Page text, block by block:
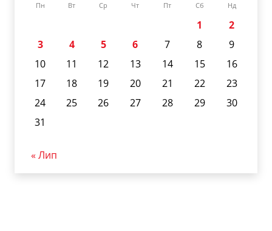
Пн Вт Ср Чт Пт Сб Нд
1
2
3
4 5 6 7 8
9
10
11 12 13 14 15
16
17
18 19 20 21 22
23
24
25 26 27 28 29
30
31
« Лип